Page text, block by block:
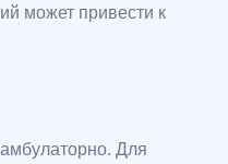
может привести к
Для